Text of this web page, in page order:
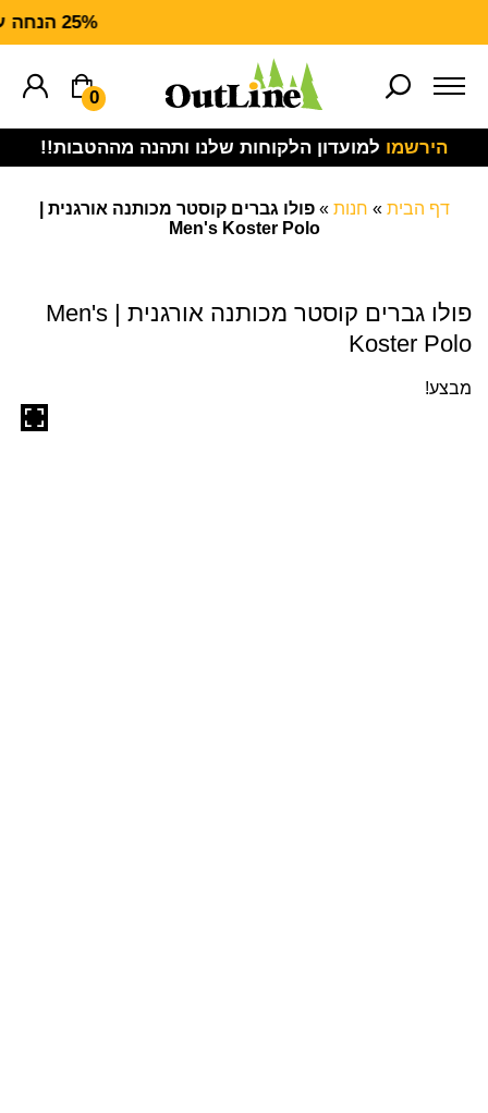
25% הנחה על ציוד מנדף CARHARTT FORCE
0
הירשמו למועדון הלקוחות שלנו ותהנה מההטבות!!
דף הבית » חנות »פולו גברים קוסטר מכותנה אורגנית |
Men's Koster Polo
פולו גברים קוסטר מכותנה אורגנית | Men's
Koster Polo
מבצע!